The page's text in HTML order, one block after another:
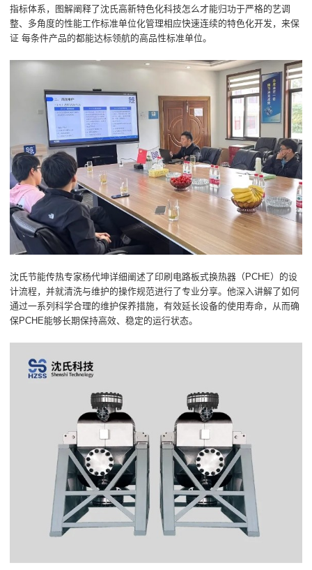
指标体系，图解阐释了沈氏高新特色化科技怎么才能归功于严格的艺调
整、多角度的性能工作标准单位化管理相应快速连续的特色化开发，来保
证 每条件产品的都能达标领航的高品性标准单位。
沈氏节能传热专家杨代坤详细阐述了印刷电路板式换热器（PCHE）的设
计流程，并就清洗与维护的操作规范进行了专业分享。他深入讲解了如何
通过一系列科学合理的维护保养措施，有效延长设备的使用寿命，从而确
保PCHE能够长期保持高效、稳定的运行状态。